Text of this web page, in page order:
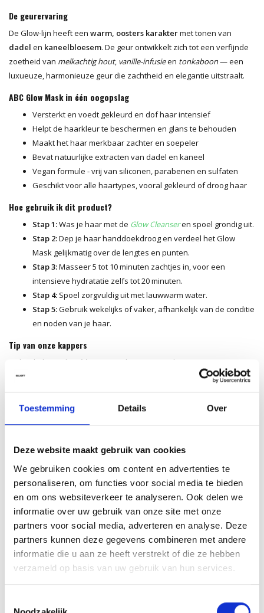
Toestemming Details Over
Deze website maakt gebruik van cookies
We gebruiken cookies om content en advertenties te
personaliseren, om functies voor social media te bieden
en om ons websiteverkeer te analyseren. Ook delen we
informatie over uw gebruik van onze site met onze
partners voor social media, adverteren en analyse. Deze
partners kunnen deze gegevens combineren met andere
informatie die u aan ze heeft verstrekt of die ze hebben
verzameld op basis van uw gebruik van hun services.
De geurervaring
De Glow-lijn heeft een warm, oosters karaktermet tonen van
dadel en kaneelbloesem. De geur ontwikkelt zich tot een verfijnde
zoetheid van melkachtig hout, vanille-infusieen tonkaboon— een
luxueuze, harmonieuze geur die zachtheid en elegantie uitstraalt.
ABC Glow Mask in één oogopslag
Versterkt en voedt gekleurd en dof haar intensief
Helpt de haarkleur te beschermen en glans te behouden
Maakt het haar merkbaar zachter en soepeler
Bevat natuurlijke extracten van dadel en kaneel
Vegan formule - vrij van siliconen, parabenen en sulfaten
Geschikt voor alle haartypes, vooral gekleurd of droog haar
Hoe gebruik ik dit product?
Stap 1:Was je haar met de Glow Cleanseren spoel grondig uit.
Stap 2:Dep je haar handdoekdroog en verdeel het Glow
Mask gelijkmatig over de lengtes en punten.
Stap 3:Masseer 5 tot 10 minuten zachtjes in, voor een
intensieve hydratatie zelfs tot 20 minuten.
Stap 4: Spoel zorgvuldig uit met lauwwarm water.
Stap 5:Gebruik wekelijks of vaker, afhankelijk van de conditie
en noden van je haar.
Tip van onze kappers
Gebruik dit masker één tot twee keer per week voor een intensieve
verzorging. Wikkel tijdens het inwerken een warme handdoek rond
je haar om de opname van voedingsstoffen te versterken. Voor een
extra glansboost combineer je het masker nadien met enkele
Aqua (Water, Eau), Cetearyl Alcohol, Distearoylethyl Dimonium
Chloride, Helianthus Annuus (Sunflower) Seed Oil, Isopropyl
Myristate, Behentrimonium Chloride, Propylene Glycol, Cetrimonium
Chloride, Panthenol, Magnesium Citrate, Magnesium Nitrate, Citric
Acid, Parfum (Fragrance), Phoenix Dactylifera (Date) Fruit Extract,
Cinnamomum Zeylanicum Bark Extract, Sodium Benzoate, Benzyl
Alcohol, Linalool, Limonene.*
*Ingrediënten en verpakking kunnen wijzigen. Raadpleeg steeds de